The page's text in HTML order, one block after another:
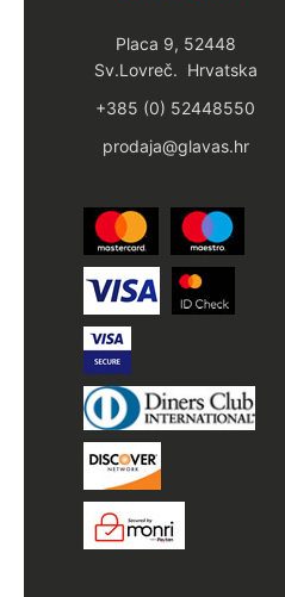
Placa 9, 52448
Sv.Lovreč. Hrvatska
+385 (0) 52448550
prodaja@glavas.hr